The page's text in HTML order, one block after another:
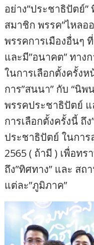
อย่าง”ประชาธิปัตย์”
สมาชิก พรรค”ไหลอ
พรรคการเมืองอื่นๆ
และมี”อนาคต” ทาง
ในการเลือกตั้งครั้ง
การ”สนนา” กับ “นิ
พรรคประชาธิปัตย์ แ
การเลือกตั้งครั้งนี้ ถึ
ประชาธิปัตย์ ในการ
2565 ( ถ้ามี ) เพื่อท
ถึง”ทิศทาง” และ ส
แต่ละ”ภูมิภาค”